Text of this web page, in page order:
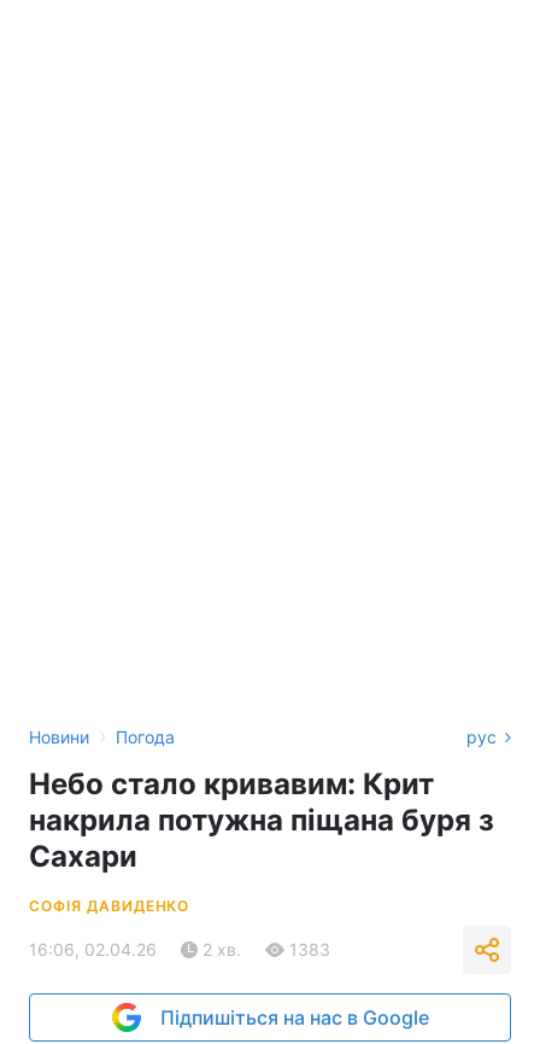
Новини › Погода рус
Небо стало кривавим: Крит
накрила потужна піщана буря з
Сахари
СОФІЯ ДАВИДЕНКО
16:06, 02.04.26 2 хв. 1383
Підпишіться на нас в Google